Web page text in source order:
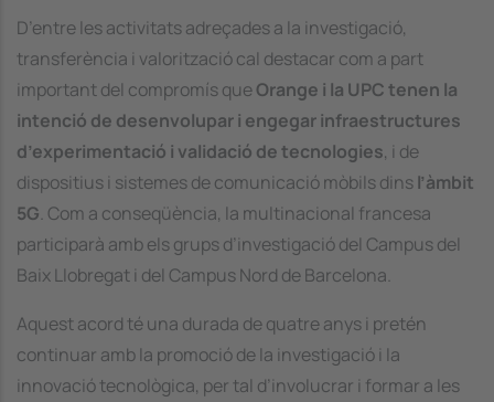
D’entre les activitats adreçades a la investigació,
transferència i valorització cal destacar com a part
important del compromís queOrange i la UPC tenen la
intenció de desenvolupar i engegar infraestructures
d’experimentació i validació de tecnologies, i de
dispositius i sistemes de comunicació mòbils dinsl’àmbit
5G. Com a conseqüència, la multinacional francesa
participarà amb els grups d’investigació del Campus del
Baix Llobregat i del Campus Nord de Barcelona.
Aquest acord té una durada de quatre anys i pretén
continuar amb la promoció de la investigació i la
innovació tecnològica, per tal d’involucrar i formar a les